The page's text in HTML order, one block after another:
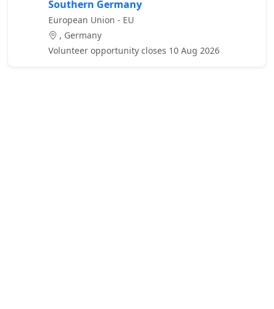
Southern Germany
European Union - EU
, Germany
Volunteer opportunity closes 10 Aug 2026